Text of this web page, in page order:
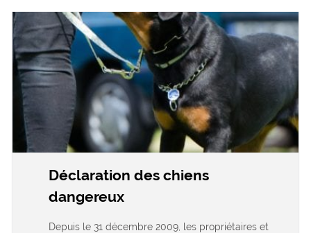
Déclaration des chiens
dangereux
Depuis le 31 décembre 2009, les propriétaires et